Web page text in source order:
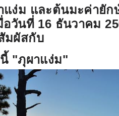
ง่ม และต้นมะค่ายัก
อวันที่ 16 ธันวาคม
มผัสกับ
"ภุผาแง่ม"